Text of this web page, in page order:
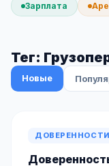
Зарплата
Тег:
Новые
ДОВЕРЕННОСТИ